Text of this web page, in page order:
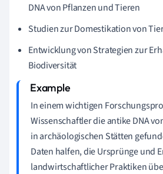
DNA von Pflanzen und Tieren
Studien zur Domestikation von
Entwicklung von Strategien zur
Biodiversität
In einem wichtigen
Wissenschaftler die antike DNA
in archäologischen Stätten
Daten halfen, die Ursprünge und
landwirtschaftlicher Praktiken